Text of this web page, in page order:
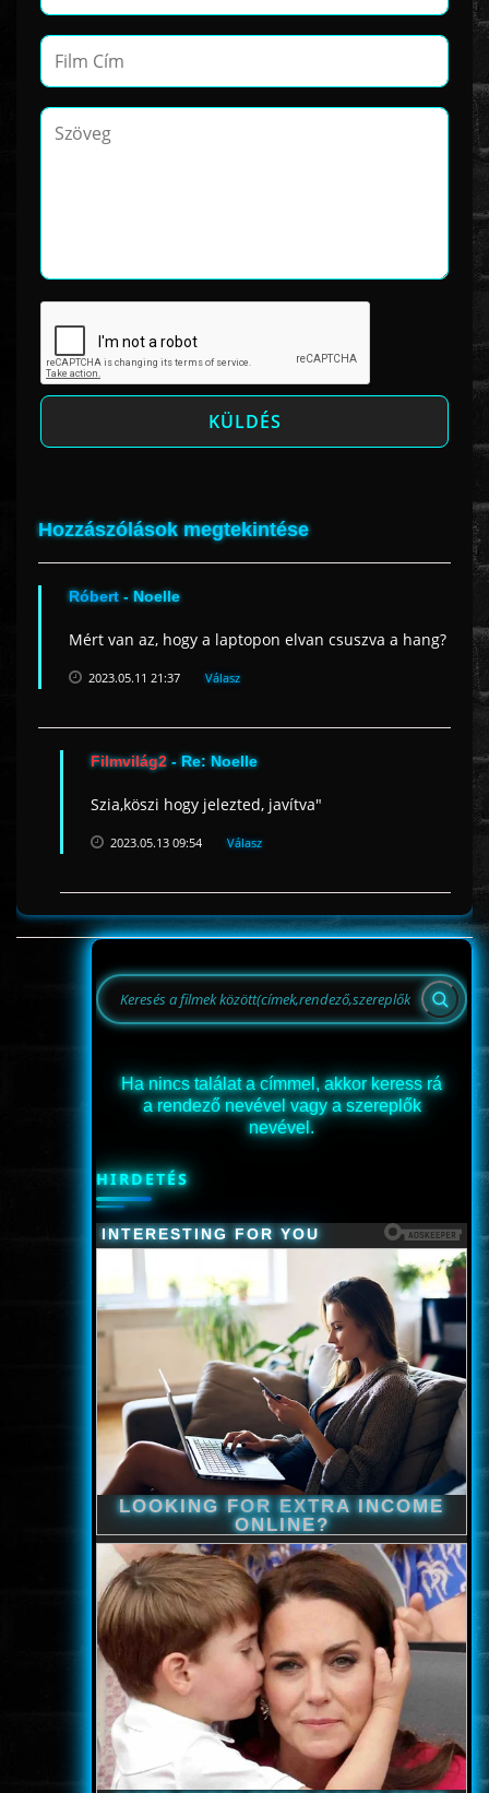
www.onlinefilmvilag2.eu,Copyright © 2017-2026 Az oldal nem tárol
semmilyen jogsértő tartalmat. Minden adat külső forrásból származik |
Hozzászólások megtekintése
Róbert- Noelle
Mért van az, hogy a laptopon elvan csuszva a hang?
2023.05.11 21:37 Válasz
Filmvilág2- Re: Noelle
Szia,köszi hogy jelezted, javítva"
2023.05.13 09:54 Válasz
Ha nincs találat a címmel, akkor keress rá
a rendező nevével vagy a szereplők
nevével.
HIRDETÉS